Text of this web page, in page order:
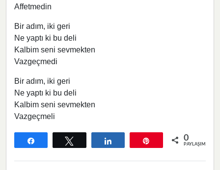
Affetmedin
Bir adım, iki geri
Ne yaptı ki bu deli
Kalbim seni sevmekten
Vazgeçmedi
Bir adım, iki geri
Ne yaptı ki bu deli
Kalbim seni sevmekten
Vazgeçmeli
0
PAYLAŞIMLAR